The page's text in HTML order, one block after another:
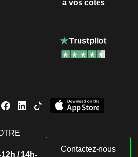
à vos côtés
/ 14h-
Contactez-nous